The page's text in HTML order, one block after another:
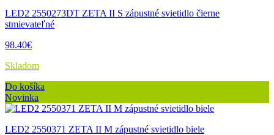
LED2 2550273DT ZETA II S zápustné svietidlo čierne
stmievateľné
98.40€
Skladom
Do košíka
Novinka
LED2 2550371 ZETA II M zápustné svietidlo biele